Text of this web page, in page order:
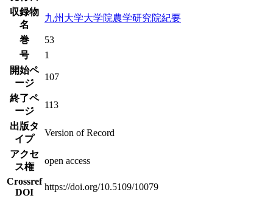
収録物
名
九州大学大学院農学研究院紀要
巻
53
号
1
開始ペ
ージ
107
終了ペ
ージ
113
出版タ
イプ
Version of Record
アクセ
ス権
open access
Crossref
DOI
https://doi.org/10.5109/10079